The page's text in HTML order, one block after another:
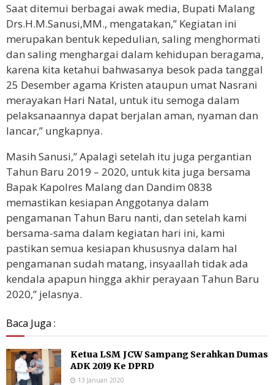
Saat ditemui berbagai awak media, Bupati Malang
Drs.H.M.Sanusi,MM., mengatakan,” Kegiatan ini
merupakan bentuk kepedulian, saling menghormati
dan saling menghargai dalam kehidupan beragama,
karena kita ketahui bahwasanya besok pada tanggal
25 Desember agama Kristen ataupun umat Nasrani
merayakan Hari Natal, untuk itu semoga dalam
pelaksanaannya dapat berjalan aman, nyaman dan
lancar,” ungkapnya.
Masih Sanusi,” Apalagi setelah itu juga pergantian
Tahun Baru 2019 – 2020, untuk kita juga bersama
Bapak Kapolres Malang dan Dandim 0838
memastikan kesiapan Anggotanya dalam
pengamanan Tahun Baru nanti, dan setelah kami
bersama-sama dalam kegiatan hari ini, kami
pastikan semua kesiapan khususnya dalam hal
pengamanan sudah matang, insyaallah tidak ada
kendala apapun hingga akhir perayaan Tahun Baru
2020,” jelasnya.
Baca Juga :
Ketua LSM JCW Sampang Serahkan Dumas
ADK 2019 Ke DPRD
13 Januari 2020